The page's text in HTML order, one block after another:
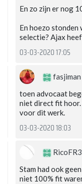
En zo zijn er nog
En hoezo stonden
selectie? Ajax
03-03-2020 17:05
fasjiman
toen advocaat
niet direct fit hoor.
voor dit werk.
03-03-2020 18:03
Stam had ook
niet 100% fit